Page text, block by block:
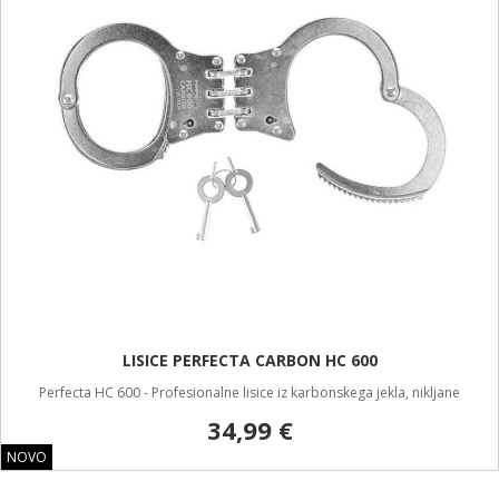
NOVO
LISICE PERFECTA CARBON HC 600
Perfecta HC 600 - Profesionalne lisice iz karbonskega jekla, nikljane
34,99 €